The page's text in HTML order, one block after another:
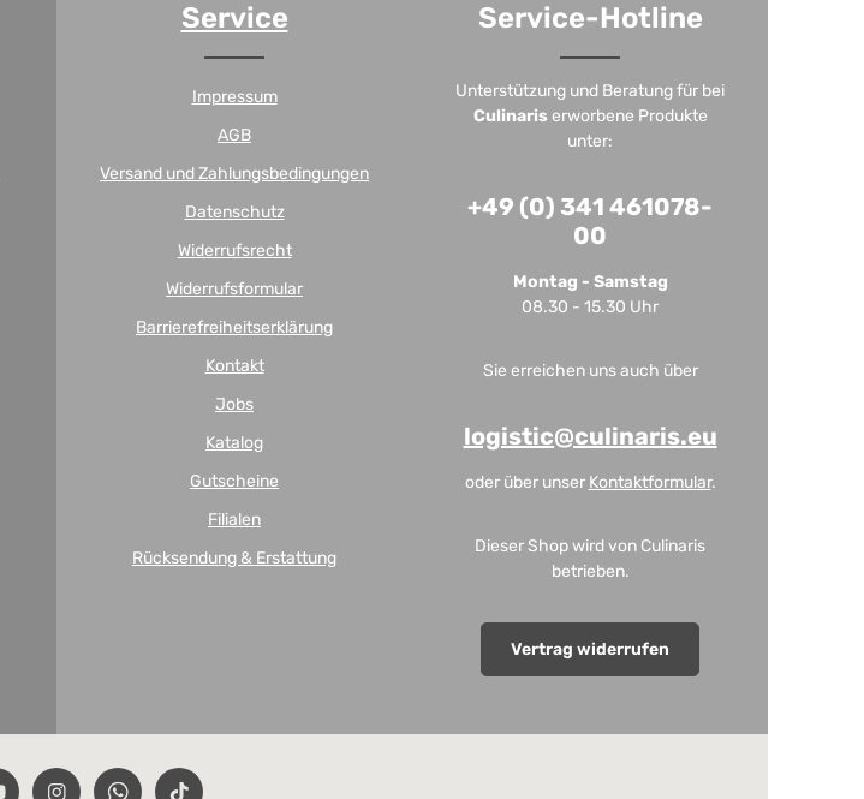
Service
Impressum
AGB
Versand und Zahlungsbedingungen
Datenschutz
Widerrufsrecht
Widerrufsformular
Barrierefreiheitserklärung
Kontakt
Jobs
Katalog
Gutscheine
Filialen
Rücksendung & Erstattung
Service-Hotline
Unterstützung und Beratung für bei
Culinaris erworbene Produkte
unter:
+49 (0) 341 461078-
00
Montag - Samstag
08.30 - 15.30 Uhr
Sie erreichen uns auch über
logistic@culinaris.eu
oder über unser Kontaktformular.
Dieser Shop wird von Culinaris
betrieben.
Vertrag widerrufen